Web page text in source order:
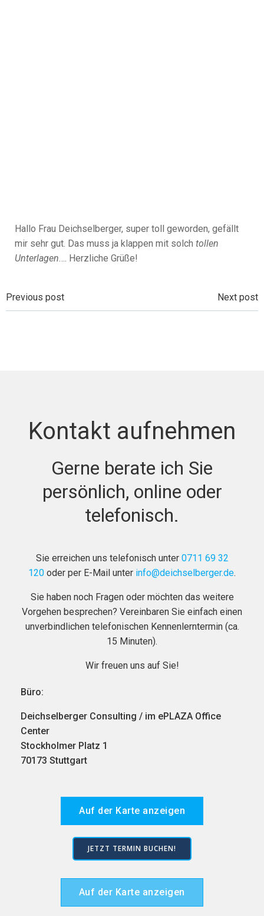
Hallo Frau Deichselberger, super toll geworden, gefällt
mir sehr gut. Das muss ja klappen mit solch tollen
Unterlagen…. Herzliche Grüße!
Beitragsnavigation
Previous post Next post
Kontakt aufnehmen
Gerne berate ich Sie
persönlich, online oder
telefonisch.
Sie erreichen uns telefonisch unter 0711 69 32
120 oder per E-Mail unter info@deichselberger.de.
Sie haben noch Fragen oder möchten das weitere
Vorgehen besprechen? Vereinbaren Sie einfach einen
unverbindlichen telefonischen Kennenlerntermin (ca.
15 Minuten).
Wir freuen uns auf Sie!
Büro:
Deichselberger Consulting / im ePLAZA Office
Center
Stockholmer Platz 1
70173 Stuttgart
Auf der Karte anzeigen
JETZT TERMIN BUCHEN!
Auf der Karte anzeigen